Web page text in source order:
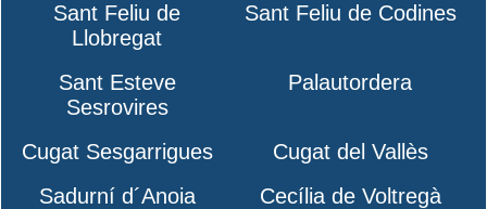
Sant Feliu de
Llobregat
Sant Feliu de Codines
Sant Esteve
Sesrovires
Palautordera
Cugat Sesgarrigues
Cugat del Vallès
Sadurní d´Anoia
Cecília de Voltregà